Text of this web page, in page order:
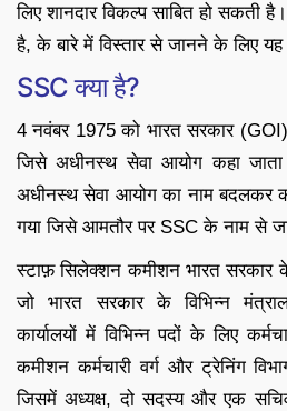
लिए शानदार विकल्प साबित हो सकती
है, के बारे में विस्तार से जानने के लिए यह
SSC क्या है?
4 नवंबर 1975 को भारत सरकार
जिसे अधीनस्थ सेवा आयोग कहा
अधीनस्थ सेवा आयोग का नाम बदलकर
गया जिसे आमतौर पर SSC के नाम से
स्टाफ़ सिलेक्शन कमीशन भारत
जो भारत सरकार के विभिन्न
कार्यालयों में विभिन्न पदों के लिए
कमीशन कर्मचारी वर्ग और ट्रेनिंग
जिसमें अध्यक्ष, दो सदस्य और एक